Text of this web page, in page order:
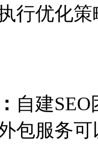
行优化
自建
包服务